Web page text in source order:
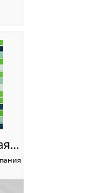
25010-D Стеклянная мозаика Ezarri Mix